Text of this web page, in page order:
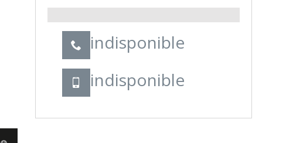
indisponible
indisponible